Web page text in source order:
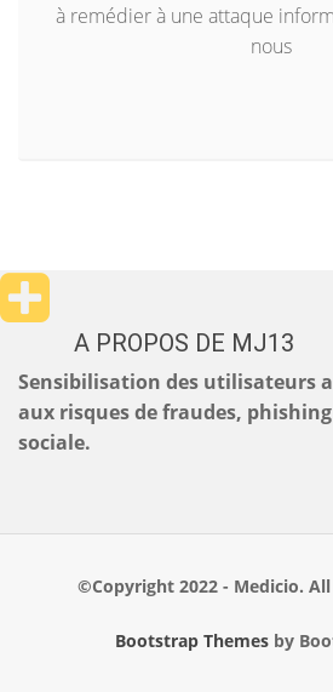
à remédier à une attaque
nous
A PROPOS DE MJ13
Sensibilisation des utilisateurs
aux risques de fraudes,
sociale.
©Copyright 2022 - Medicio.
Bootstrap Themes by